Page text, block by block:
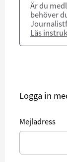
Är du
behöver
Läs
Logga in
Mejladress